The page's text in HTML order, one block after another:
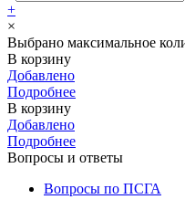
+
×
Выбрано максимальное
В корзину
Добавлено
Подробнее
В корзину
Добавлено
Подробнее
Вопросы и ответы
Вопросы по ПСГА